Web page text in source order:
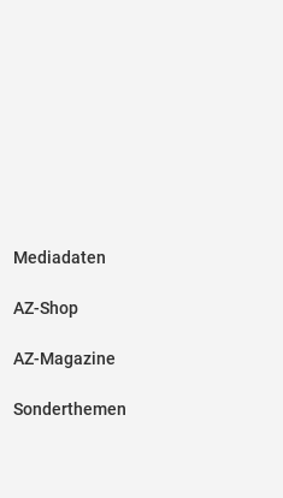
Mediadaten
AZ-Shop
AZ-Magazine
Sonderthemen